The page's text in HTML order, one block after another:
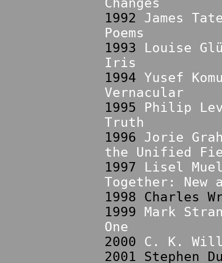
Changes
1992 James
Poems
1993 Louise
Iris
1994 Yusef
Vernacular
1995 Philip
Truth
1996 Jorie
the Unified
1997 Lisel
Together: New
1998 Charles
1999 Mark
One
2000 C. K.
2001 Stephen